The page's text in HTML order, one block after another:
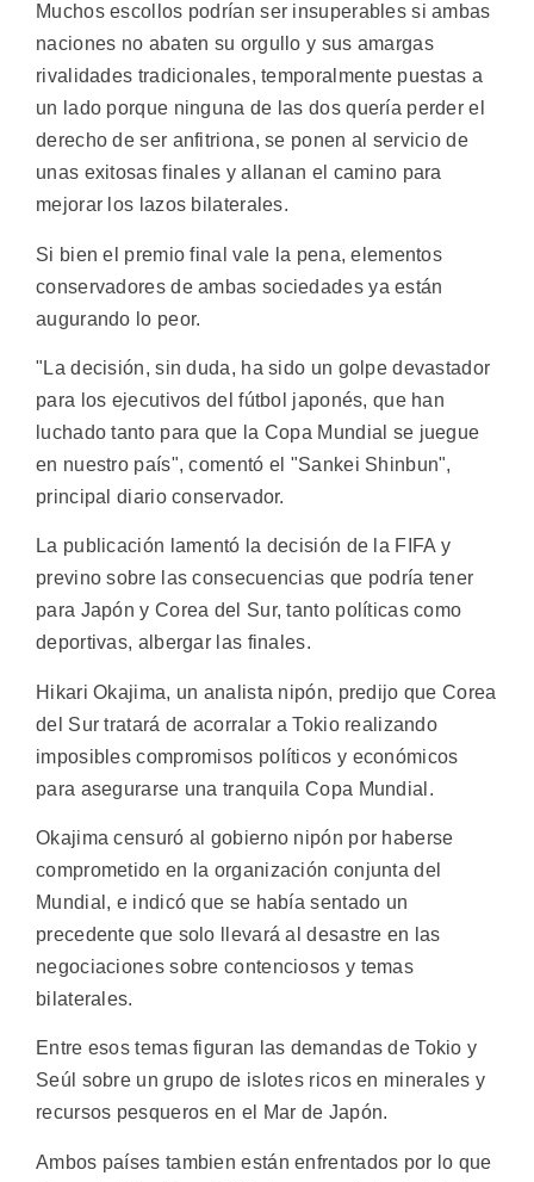
Muchos escollos podrían ser insuperables si ambas
naciones no abaten su orgullo y sus amargas
rivalidades tradicionales, temporalmente puestas a
un lado porque ninguna de las dos quería perder el
derecho de ser anfitriona, se ponen al servicio de
unas exitosas finales y allanan el camino para
mejorar los lazos bilaterales.
Si bien el premio final vale la pena, elementos
conservadores de ambas sociedades ya están
augurando lo peor.
"La decisión, sin duda, ha sido un golpe devastador
para los ejecutivos del fútbol japonés, que han
luchado tanto para que la Copa Mundial se juegue
en nuestro país", comentó el "Sankei Shinbun",
principal diario conservador.
La publicación lamentó la decisión de la FIFA y
previno sobre las consecuencias que podría tener
para Japón y Corea del Sur, tanto políticas como
deportivas, albergar las finales.
Hikari Okajima, un analista nipón, predijo que Corea
del Sur tratará de acorralar a Tokio realizando
imposibles compromisos políticos y económicos
para asegurarse una tranquila Copa Mundial.
Okajima censuró al gobierno nipón por haberse
comprometido en la organización conjunta del
Mundial, e indicó que se había sentado un
precedente que solo llevará al desastre en las
negociaciones sobre contenciosos y temas
bilaterales.
Entre esos temas figuran las demandas de Tokio y
Seúl sobre un grupo de islotes ricos en minerales y
recursos pesqueros en el Mar de Japón.
Ambos países tambien están enfrentados por lo que